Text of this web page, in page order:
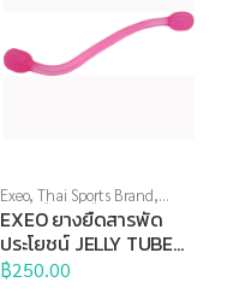
Exeo,Thai Sports Brand,
บริหารมือ,ยางยืด,สร้างกล้าม
เนื้อ,อุปกรณ์คลายกล้ามเนื้อ
อุปกรณ์บริหารกาย, อุปกรณ์ยืด
เหยียด,อุปกรณ์สุขภาพเพื่อผู้สูง
วัย
EXEO ยางยืดสารพัด
ประโยชน์ JELLY TUBE
DP-0936 Light (ชมพู)
฿250.00